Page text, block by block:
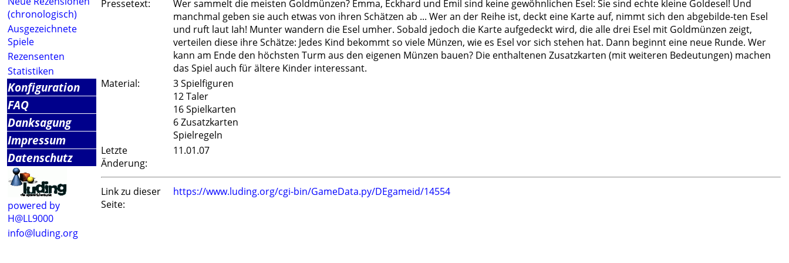
(chronologisch)
Ausgezeichnete
Spiele
Rezensenten
Statistiken
Konfiguration
FAQ
Danksagung
Impressum
Datenschutz
powered by
H@LL9000
info@luding.org
Pressetext:
Wer sammelt die meisten Goldmünzen? Emma, Eckhard und Emil sind keine gewöhnlichen Esel: Sie sind echte kleine Goldesel! Und
manchmal geben sie auch etwas von ihren Schätzen ab ... Wer an der Reihe ist, deckt eine Karte auf, nimmt sich den abgebilde-ten Esel
und ruft laut Iah! Munter wandern die Esel umher. Sobald jedoch die Karte aufgedeckt wird, die alle drei Esel mit Goldmünzen zeigt,
verteilen diese ihre Schätze: Jedes Kind bekommt so viele Münzen, wie es Esel vor sich stehen hat. Dann beginnt eine neue Runde. Wer
kann am Ende den höchsten Turm aus den eigenen Münzen bauen? Die enthaltenen Zusatzkarten (mit weiteren Bedeutungen) machen
das Spiel auch für ältere Kinder interessant.
Material:
3 Spielfiguren
12 Taler
16 Spielkarten
6 Zusatzkarten
Spielregeln
Letzte
Änderung:
11.01.07
Link zu dieser
Seite:
https://www.luding.org/cgi-bin/GameData.py/DEgameid/14554